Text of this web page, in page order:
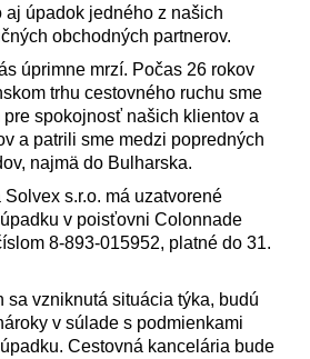
aj úpadok jedného z našich
obchodných partnerov.
úprimne mrzí. Počas 26 rokov
trhu cestovného ruchu sme
spokojnosť našich klientov a
a patrili sme medzi popredných
najmä do Bulharska.
s.r.o. má uzatvorené
v poisťovni Colonnade
8-893-015952, platné do 31.
sa vzniknutá situácia týka, budú
v súlade s podmienkami
Cestovná kancelária bude